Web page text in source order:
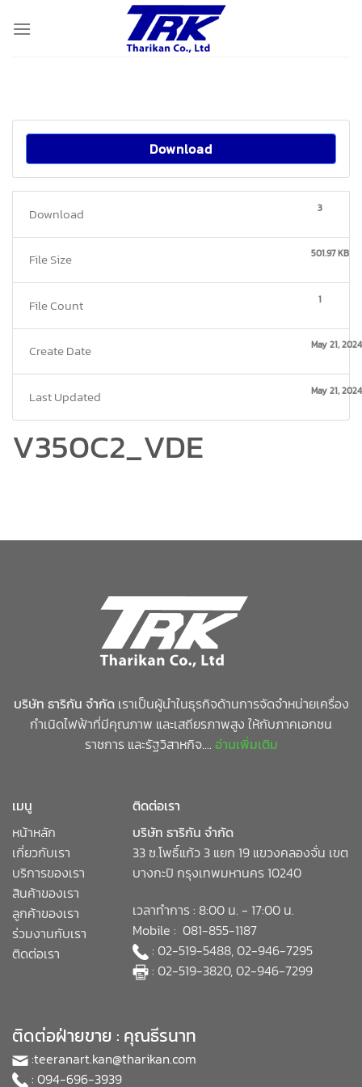
Download
Download 3
File Size 501.97 KB
File Count 1
Create Date May 21, 2024
Last Updated May 21, 2024
V350C2_VDE
บริษัท ธาริกัน จำกัดเราเป็นผู้นำในธุรกิจด้านการจัดจำหน่ายเครื่อง
กำเนิดไฟฟ้าที่มีคุณภาพ และเสถียรภาพสูง ให้กับภาคเอกชน
ราชการ และรัฐวิสาหกิจ.... อ่านเพิ่มเติม
เมนู
หน้าหลัก
เกี่ยวกับเรา
บริการของเรา
สินค้าของเรา
ลูกค้าของเรา
ร่วมงานกับเรา
ติดต่อเรา
ติดต่อเรา
บริษัท ธาริกัน จำกัด
33 ซ.โพธิ์แก้ว 3 แยก 19 แขวงคลองจั่น เขต
บางกะปิ กรุงเทพมหานคร 10240
เวลาทำการ : 8:00 น. - 17:00 น.
Mobile : 081-855-1187
: 02-519-5488, 02-946-7295
: 02-519-3820, 02-946-7299
ติดต่อฝ่ายขาย : คุณธีรนาท
:teeranart.kan@tharikan.com
: 094-696-3939